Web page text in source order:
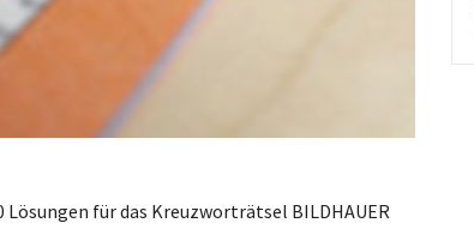
für das Kreuzworträtsel BILDHAUER